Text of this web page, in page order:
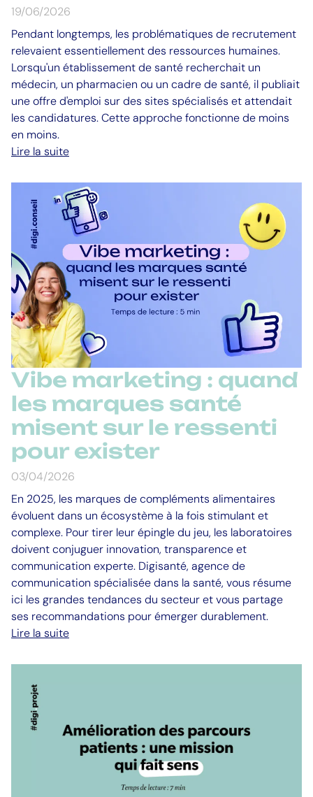
19/06/2026
Pendant longtemps, les problématiques de recrutement
relevaient essentiellement des ressources humaines.
Lorsqu'un établissement de santé recherchait un
médecin, un pharmacien ou un cadre de santé, il publiait
une offre d'emploi sur des sites spécialisés et attendait
les candidatures. Cette approche fonctionne de moins
en moins.
Lire la suite
Vibe marketing : quand
les marques santé
misent sur le ressenti
pour exister
03/04/2026
En 2025, les marques de compléments alimentaires
évoluent dans un écosystème à la fois stimulant et
complexe. Pour tirer leur épingle du jeu, les laboratoires
doivent conjuguer innovation, transparence et
communication experte. Digisanté, agence de
communication spécialisée dans la santé, vous résume
ici les grandes tendances du secteur et vous partage
ses recommandations pour émerger durablement.
Lire la suite